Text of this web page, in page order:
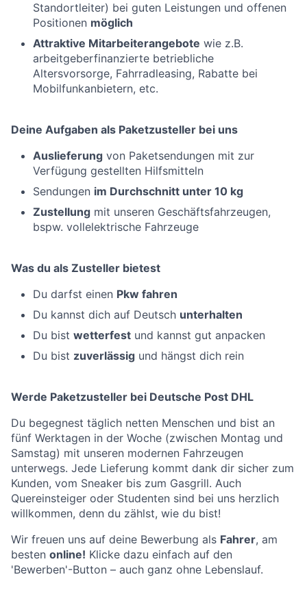
Standortleiter) bei guten Leistungen und offenen
Positionen möglich
Attraktive Mitarbeiterangebote wie z.B.
arbeitgeberfinanzierte betriebliche
Altersvorsorge, Fahrradleasing, Rabatte bei
Mobilfunkanbietern, etc.
Deine Aufgaben als Paketzusteller bei uns
Auslieferung von Paketsendungen mit zur
Verfügung gestellten Hilfsmitteln
Sendungen im Durchschnitt unter 10 kg
Zustellung mit unseren Geschäftsfahrzeugen,
bspw. vollelektrische Fahrzeuge
Was du als Zusteller bietest
Du darfst einen Pkw fahren
Du kannst dich auf Deutsch unterhalten
Du bist wetterfest und kannst gut anpacken
Du bist zuverlässig und hängst dich rein
Werde Paketzusteller bei Deutsche Post DHL
Du begegnest täglich netten Menschen und bist an
fünf Werktagen in der Woche (zwischen Montag und
Samstag) mit unseren modernen Fahrzeugen
unterwegs. Jede Lieferung kommt dank dir sicher zum
Kunden, vom Sneaker bis zum Gasgrill. Auch
Quereinsteiger oder Studenten sind bei uns herzlich
willkommen, denn du zählst, wie du bist!
Wir freuen uns auf deine Bewerbung als Fahrer, am
besten online! Klicke dazu einfach auf den
'Bewerben'-Button – auch ganz ohne Lebenslauf.